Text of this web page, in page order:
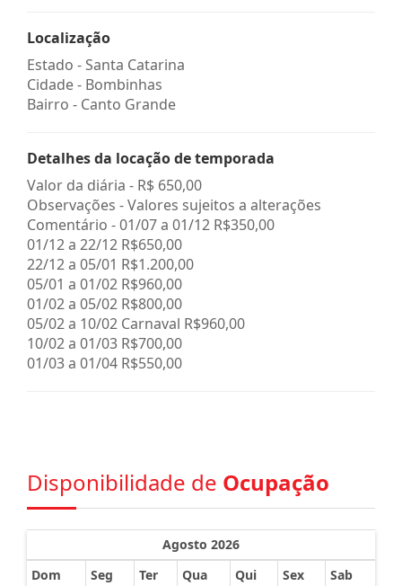
Localização
Estado -Santa Catarina
Cidade - Bombinhas
Bairro - Canto Grande
Detalhes da locação de temporada
Valor da diária - R$ 650,00
Observações - Valores sujeitos a alterações
Comentário - 01/07 a 01/12 R$350,00
01/12 a 22/12 R$650,00
22/12 a 05/01 R$1.200,00
05/01 a 01/02 R$960,00
01/02 a 05/02 R$800,00
05/02 a 10/02 Carnaval R$960,00
10/02 a 01/03 R$700,00
01/03 a 01/04 R$550,00
Disponibilidade de Ocupação
Agosto 2026
Dom
Seg Ter Qua Qui Sex Sab